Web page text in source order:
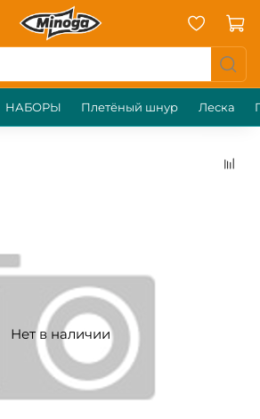
НАБОРЫ Плетёный шнур Леска
Нет в наличии